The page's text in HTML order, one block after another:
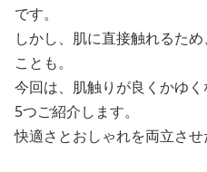
です。
しかし、肌に直接触れるた
ことも。
今回は、肌触りが良くかゆ
5つご紹介します。
快適さとおしゃれを両立させ